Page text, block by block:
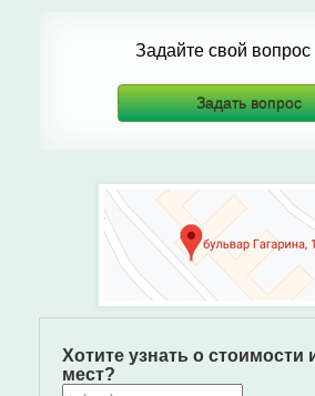
Задайте свой вопрос
Задать вопрос
Хотите узнать о стоимости
мест?